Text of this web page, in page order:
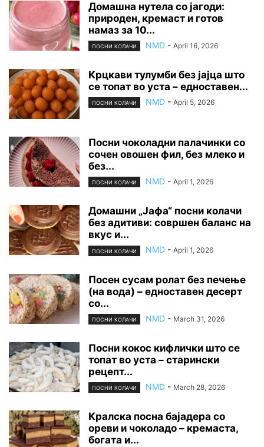
Домашна нутела со јагоди:
природен, кремаст и готов
намаз за 10...
ПОСНИ КОЛАЧИ NMD - April 16, 2026
Крцкави тулумби без јајца што
се топат во уста – едноставен...
ПОСНИ КОЛАЧИ NMD - April 5, 2026
Посни чоколадни палачинки со
сочен овошен фил, без млеко и
без...
ПОСНИ КОЛАЧИ NMD - April 1, 2026
Домашни „Јафа“ посни колачи
без адитиви: совршен баланс на
вкус и...
ПОСНИ КОЛАЧИ NMD - April 1, 2026
Посен сусам ролат без печење
(на вода) – едноставен десерт
со...
ПОСНИ КОЛАЧИ NMD - March 31, 2026
Посни кокос кифлички што се
топат во уста – старински
рецепт...
ПОСНИ КОЛАЧИ NMD - March 28, 2026
Кралска посна бајадера со
ореви и чоколадо – кремаста,
богата и...